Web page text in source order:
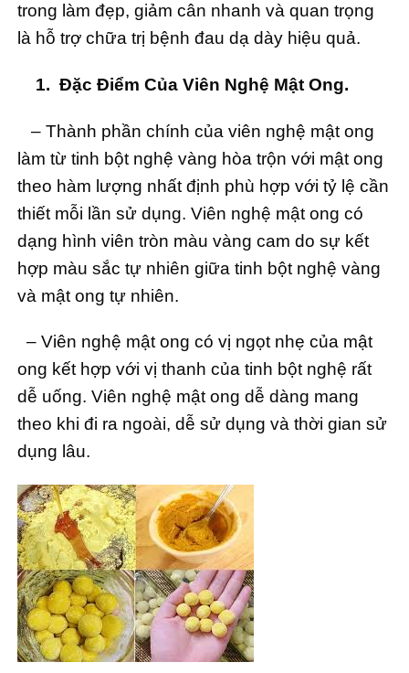
trong làm đẹp, giảm cân nhanh và quan trọng
là hỗ trợ chữa trị bệnh đau dạ dày hiệu quả.
1. Đặc Điểm Của Viên Nghệ Mật Ong.
– Thành phần chính của viên nghệ mật ong
làm từ tinh bột nghệ vàng hòa trộn với mật ong
theo hàm lượng nhất định phù hợp với tỷ lệ cần
thiết mỗi lần sử dụng. Viên nghệ mật ong có
dạng hình viên tròn màu vàng cam do sự kết
hợp màu sắc tự nhiên giữa tinh bột nghệ vàng
và mật ong tự nhiên.
– Viên nghệ mật ong có vị ngọt nhẹ của mật
ong kết hợp với vị thanh của tinh bột nghệ rất
dễ uống. Viên nghệ mật ong dễ dàng mang
theo khi đi ra ngoài, dễ sử dụng và thời gian sử
dụng lâu.